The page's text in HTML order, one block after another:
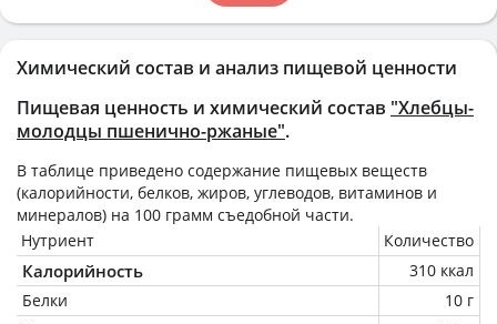
Химический состав и анализ пищевой ценности
Пищевая ценность и химический состав "Хлебцы-
молодцы пшенично-ржаные".
В таблице приведено содержание пищевых веществ
(калорийности, белков, жиров, углеводов, витаминов и
минералов) на 100 грамм съедобной части.
Нутриент
Количество
Калорийность
310 ккал
Белки
10 г